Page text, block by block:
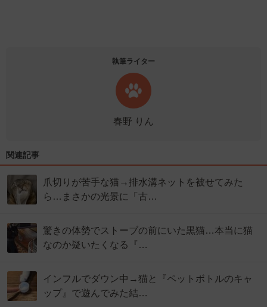
執筆ライター
春野 りん
関連記事
爪切りが苦手な猫→排水溝ネットを被せてみた
ら…まさかの光景に「古…
驚きの体勢でストーブの前にいた黒猫…本当に猫
なのか疑いたくなる『…
インフルでダウン中→猫と『ペットボトルのキャ
ップ』で遊んでみた結…